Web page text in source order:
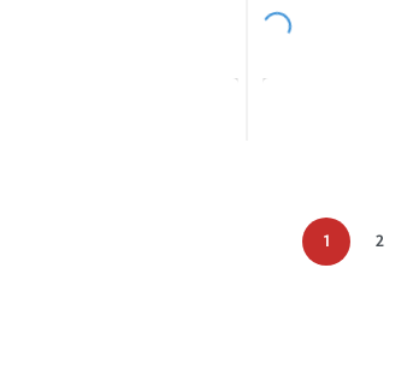
1 2